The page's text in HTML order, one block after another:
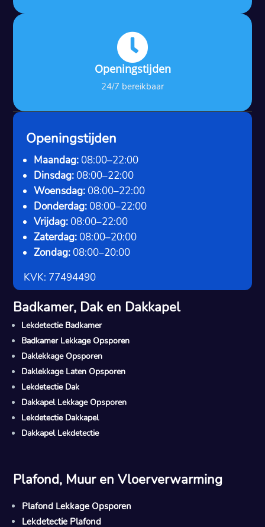

Openingstijden
24/7 bereikbaar
Openingstijden
Maandag: 08:00–22:00
Dinsdag: 08:00–22:00
Woensdag: 08:00–22:00
Donderdag: 08:00–22:00
Vrijdag: 08:00–22:00
Zaterdag: 08:00–20:00
Zondag: 08:00–20:00
KVK: 77494490
Badkamer, Dak en Dakkapel
Lekdetectie Badkamer
Badkamer Lekkage Opsporen
Daklekkage Opsporen
Daklekkage Laten Opsporen
Lekdetectie Dak
Dakkapel Lekkage Opsporen
Lekdetectie Dakkapel
Dakkapel Lekdetectie
Plafond, Muur en Vloerverwarming
Plafond Lekkage Opsporen
Lekdetectie Plafond